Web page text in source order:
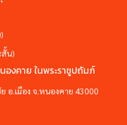
สั้น)
องคาย ในพระราชูปถัมภ์
อ.เมือง จ.หนองคาย 43000